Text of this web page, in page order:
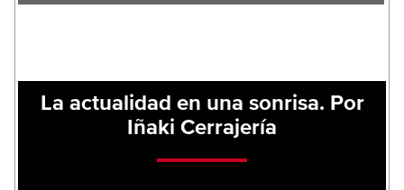
La actualidad en una sonrisa. Por
Iñaki Cerrajería